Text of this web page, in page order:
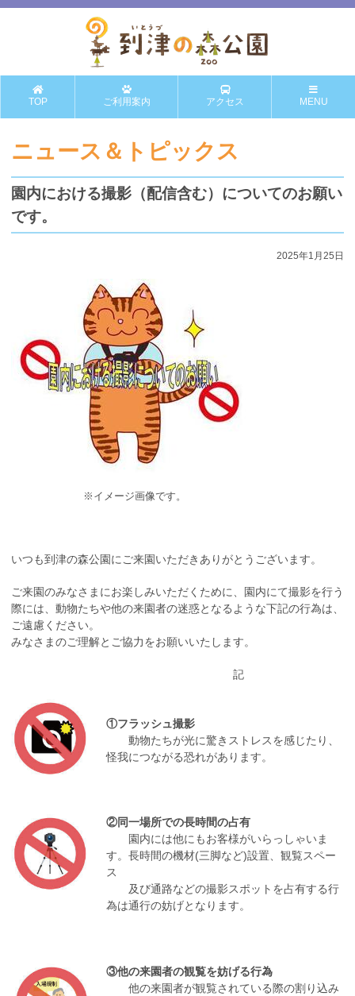
TOP ご利用案内 アクセス MENU
ニュース＆トピックス
園内における撮影（配信含む）についてのお願い
です。
2025年1月25日
※イメージ画像です。
いつも到津の森公園にご来園いただきありがとうございます。
ご来園のみなさまにお楽しみいただくために、園内にて撮影を行う
際には、動物たちや他の来園者の迷惑となるような下記の行為は、
ご遠慮ください。
みなさまのご理解とご協力をお願いいたします。
記
①フラッシュ撮影
動物たちが光に驚きストレスを感じたり、
怪我につながる恐れがあります。
②同一場所での長時間の占有
園内には他にもお客様がいらっしゃいま
す。長時間の機材(三脚など)設置、観覧スペー
ス
及び通路などの撮影スポットを占有する行
為は通行の妨げとなります。
③他の来園者の観覧を妨げる行為
他の来園者が観覧されている際の割り込み